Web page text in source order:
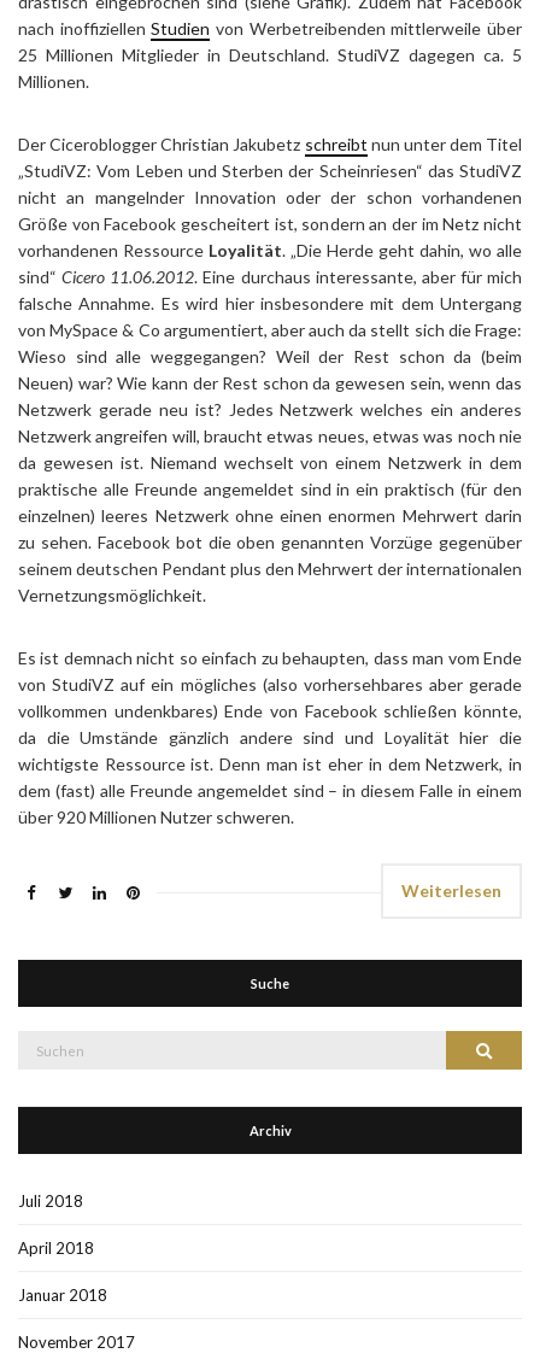
nach inoffiziellenStudien von Werbetreibenden mittlerweile über
25 Millionen Mitglieder in Deutschland. StudiVZ dagegen ca. 5
Millionen.
Der Ciceroblogger Christian Jakubetz schreibt nun unter dem Titel
„StudiVZ: Vom Leben und Sterben der Scheinriesen“ das StudiVZ
nicht an mangelnder Innovation oder der schon vorhandenen
Größe von Facebook gescheitert ist, sondern an der im Netz nicht
vorhandenen Ressource Loyalität. „Die Herde geht dahin, wo alle
sind“Cicero 11.06.2012. Eine durchaus interessante, aber für mich
falsche Annahme. Es wird hier insbesondere mit dem Untergang
von MySpace & Co argumentiert, aber auch da stellt sich die Frage:
Wieso sind alle weggegangen? Weil der Rest schon da (beim
Neuen) war? Wie kann der Rest schon da gewesen sein, wenn das
Netzwerk gerade neu ist? Jedes Netzwerk welches ein anderes
Netzwerk angreifen will, braucht etwas neues, etwas was noch nie
da gewesen ist. Niemand wechselt von einem Netzwerk in dem
praktische alle Freunde angemeldet sind in ein praktisch (für den
einzelnen) leeres Netzwerk ohne einen enormen Mehrwert darin
zu sehen. Facebook bot die oben genannten Vorzüge gegenüber
seinem deutschen Pendant plus den Mehrwert der internationalen
Vernetzungsmöglichkeit.
Es ist demnach nicht so einfach zu behaupten, dass man vom Ende
von StudiVZ auf ein mögliches (also vorhersehbares aber gerade
vollkommen undenkbares) Ende von Facebook schließen könnte,
da die Umstände gänzlich andere sind und Loyalität hier die
wichtigste Ressource ist. Denn man ist eher in dem Netzwerk, in
dem (fast) alle Freunde angemeldet sind – in diesem Falle in einem
über 920 Millionen Nutzer schweren.
Weiterlesen
Suche
Suchen
Archiv
Juli 2018
April 2018
Januar 2018
November 2017